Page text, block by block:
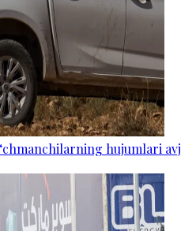
hujumlari avj